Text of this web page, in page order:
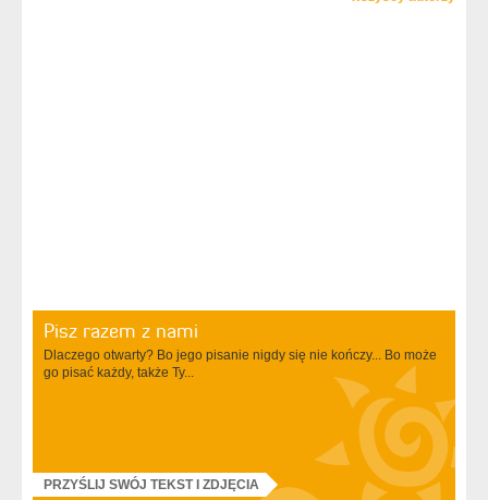
Pisz razem z nami
Dlaczego otwarty? Bo jego pisanie nigdy się nie kończy... Bo może
go pisać każdy, także Ty...
PRZYŚLIJ SWÓJ TEKST I ZDJĘCIA